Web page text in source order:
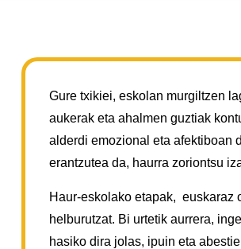
Gure txikiei, eskolan murgiltzen
aukerak eta ahalmen guztiak
alderdi emozional eta afektiboan
erantzutea da, haurra zoriontsu
Haur-eskolako etapak, euskaraz
helburutzat. Bi urtetik aurrera,
hasiko dira jolas, ipuin eta